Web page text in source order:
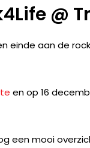
@
einde aan de
en op 16
een mooi